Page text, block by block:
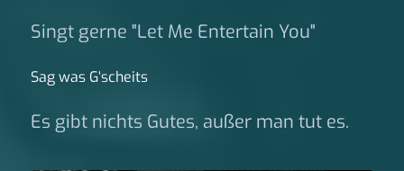
Singt gerne "Let Me Entertain You"
Sag was G‘scheits
Es gibt nichts Gutes, außer man tut es.